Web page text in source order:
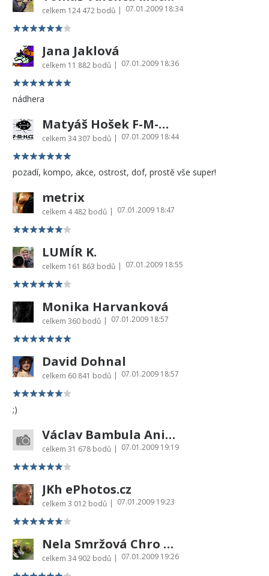
celkem 124 472 bodů | 07.01.2009 18:34
Jana Jaklová
celkem 11 882 bodů | 07.01.2009 18:36
nádhera
Matyáš Hošek F-M-H.CZ
celkem 34 307 bodů | 07.01.2009 18:44
pozadí, kompo, akce, ostrost, dof, prostě vše super!
metrix
celkem 4 482 bodů | 07.01.2009 18:47
LUMÍR K.
celkem 161 863 bodů | 07.01.2009 18:55
Monika Harvanková
celkem 360 bodů | 07.01.2009 18:57
David Dohnal
celkem 60 841 bodů | 07.01.2009 18:57
;)
Václav Bambula Animal-photo.cz
celkem 31 678 bodů | 07.01.2009 19:19
JKh ePhotos.cz
celkem 3 012 bodů | 07.01.2009 19:23
Nela Smržová Chro chro
celkem 34 902 bodů | 07.01.2009 19:26